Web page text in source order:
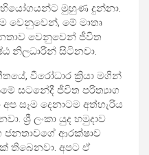
මුහුණ දුන්නා.
වෙනුවෙන්, මේ මාතෘ
වෙනුවෙන් ජීවිත
නිලධාරීන් සිටිනවා.
වීරෝධාර ක්‍රියා මගින්
සටනේදී ජීවිත පරිත්‍යාග
සෑම දෙනාටම අත්හැරිය
ශ්‍රී ලංකා යුද හමුදාව
ජනතාවගේ ආරක්ෂාව
තිබෙනවා. අපට ඒ